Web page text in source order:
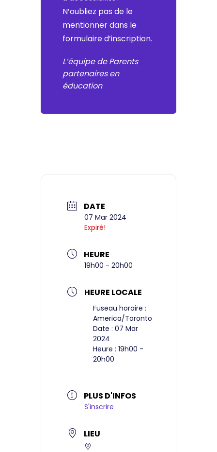
N’oubliez pas de le
mentionner dans le
formulaire d’inscription.
L’équipe de Parents
partenaires en
éducation
DATE
07 Mar 2024
Expiré!
HEURE
19h00 - 20h00
HEURE LOCALE
Fuseau horaire :
America/Toronto
Date : 07 Mar
2024
Heure : 19h00 -
20h00
PLUS D'INFOS
S'inscrire
LIEU